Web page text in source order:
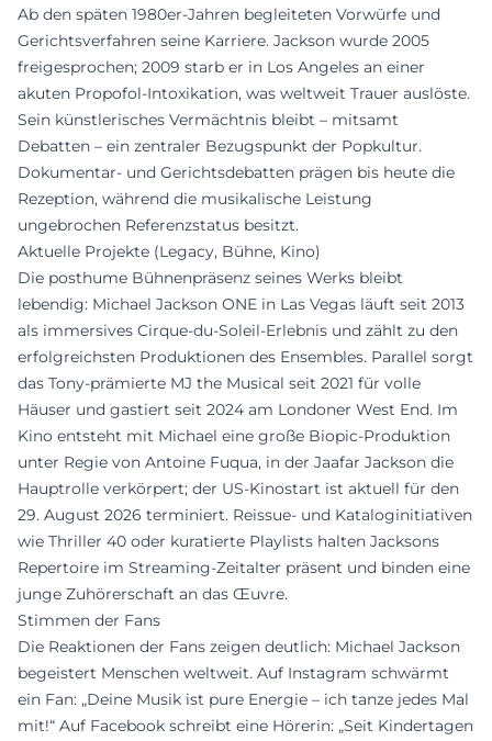
Ab den späten 1980er-Jahren begleiteten Vorwürfe und
Gerichtsverfahren seine Karriere. Jackson wurde 2005
freigesprochen; 2009 starb er in Los Angeles an einer
akuten Propofol-Intoxikation, was weltweit Trauer auslöste.
Sein künstlerisches Vermächtnis bleibt – mitsamt
Debatten – ein zentraler Bezugspunkt der Popkultur.
Dokumentar- und Gerichtsdebatten prägen bis heute die
Rezeption, während die musikalische Leistung
ungebrochen Referenzstatus besitzt.
Aktuelle Projekte (Legacy, Bühne, Kino)
Die posthume Bühnenpräsenz seines Werks bleibt
lebendig: Michael Jackson ONE in Las Vegas läuft seit 2013
als immersives Cirque-du-Soleil-Erlebnis und zählt zu den
erfolgreichsten Produktionen des Ensembles. Parallel sorgt
das Tony-prämierte MJ the Musical seit 2021 für volle
Häuser und gastiert seit 2024 am Londoner West End. Im
Kino entsteht mit Michael eine große Biopic-Produktion
unter Regie von Antoine Fuqua, in der Jaafar Jackson die
Hauptrolle verkörpert; der US-Kinostart ist aktuell für den
29. August 2026 terminiert. Reissue- und Kataloginitiativen
wie Thriller 40 oder kuratierte Playlists halten Jacksons
Repertoire im Streaming-Zeitalter präsent und binden eine
junge Zuhörerschaft an das Œuvre.
Stimmen der Fans
Die Reaktionen der Fans zeigen deutlich: Michael Jackson
begeistert Menschen weltweit. Auf Instagram schwärmt
ein Fan: „Deine Musik ist pure Energie – ich tanze jedes Mal
mit!“ Auf Facebook schreibt eine Hörerin: „Seit Kindertagen